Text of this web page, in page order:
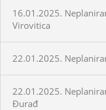
16.01.2025.
Virovitica
22.01.2025.
22.01.2025.
Đurađ